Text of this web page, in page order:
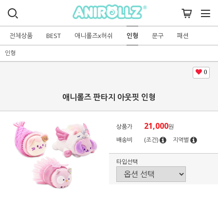
전체상품 BEST 애니롤즈x허쉬 인형 문구 패션
인형
0
애니롤즈 판타지 아웃핏 인형
상품가 21,000원
배송비
(조건) 지역별
타입선택